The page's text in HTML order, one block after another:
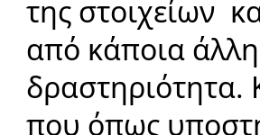
της στοιχείων
από κάποια άλλη
δραστηριότητα.
που όπως